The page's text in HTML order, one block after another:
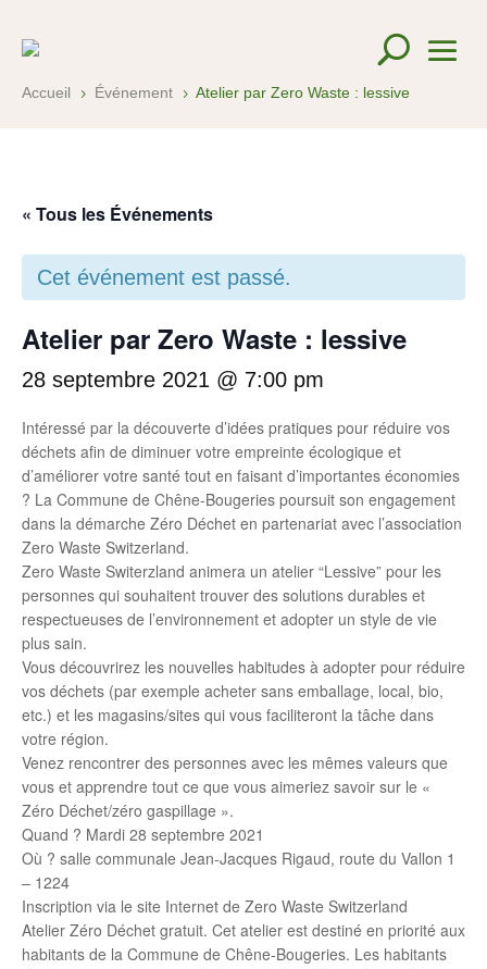
Accueil 5 Événement 5 Atelier par Zero Waste : lessive
« Tous les Événements
Cet événement est passé.
Atelier par Zero Waste : lessive
28 septembre 2021 @ 7:00 pm
Intéressé par la découverte d’idées pratiques pour réduire vos
déchets afin de diminuer votre empreinte écologique et
d’améliorer votre santé tout en faisant d’importantes économies
? La Commune de Chêne-Bougeries poursuit son engagement
dans la démarche Zéro Déchet en partenariat avec l’association
Zero Waste Switzerland.
Zero Waste Switerzland animera un atelier “Lessive” pour les
personnes qui souhaitent trouver des solutions durables et
respectueuses de l’environnement et adopter un style de vie
plus sain.
Vous découvrirez les nouvelles habitudes à adopter pour réduire
vos déchets (par exemple acheter sans emballage, local, bio,
etc.) et les magasins/sites qui vous faciliteront la tâche dans
votre région.
Venez rencontrer des personnes avec les mêmes valeurs que
vous et apprendre tout ce que vous aimeriez savoir sur le «
Zéro Déchet/zéro gaspillage ».
Quand ? Mardi 28 septembre 2021
Où ? salle communale Jean-Jacques Rigaud, route du Vallon 1
– 1224
Inscription via le site Internet de Zero Waste Switzerland
Atelier Zéro Déchet gratuit. Cet atelier est destiné en priorité aux
habitants de la Commune de Chêne-Bougeries. Les habitants